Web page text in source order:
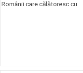
Românii care călătoresc cu...